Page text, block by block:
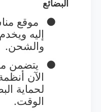
البضائع
●
موقع
إليه
والشحن.
●
يتضمن
الآن
لحماية
الوقت.